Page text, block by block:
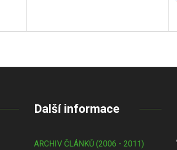
Další informace
ARCHIV ČLÁNKŮ (2006 - 2011)